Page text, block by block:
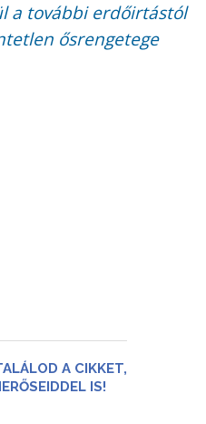
a további erdőirtástól
ősrengetege
A CIKKET,
IS!